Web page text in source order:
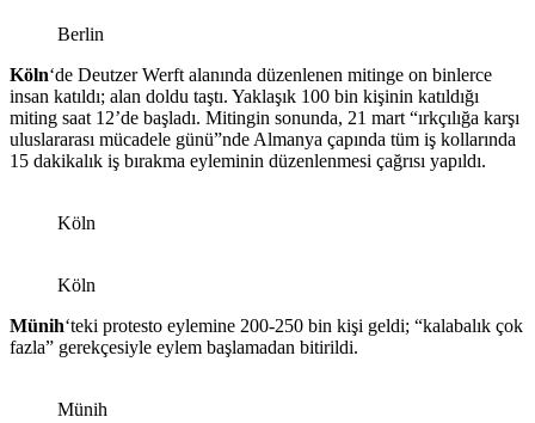
Berlin
Köln‘de Deutzer Werft alanında düzenlenen mitinge on binlerce
insan katıldı; alan doldu taştı. Yaklaşık 100 bin kişinin katıldığı
miting saat 12’de başladı. Mitingin sonunda, 21 mart “ırkçılığa karşı
uluslararası mücadele günü”nde Almanya çapında tüm iş kollarında
15 dakikalık iş bırakma eyleminin düzenlenmesi çağrısı yapıldı.
Köln
Köln
Münih‘teki protesto eylemine 200-250 bin kişi geldi; “kalabalık çok
fazla” gerekçesiyle eylem başlamadan bitirildi.
Münih